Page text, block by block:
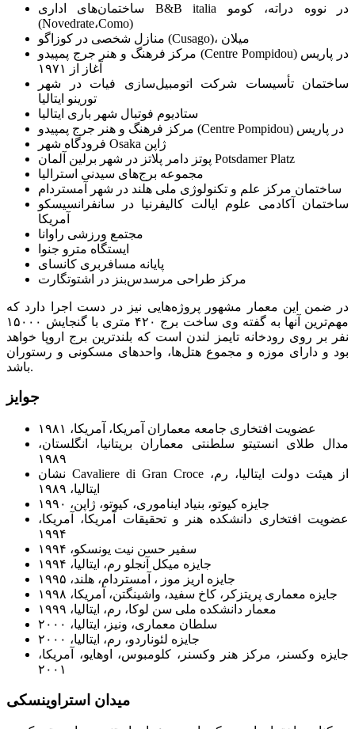
ساختمان‌های اداری B&B italia در نووه دراته، کومو
(Novedrate،Como)
منازل شخصی در کوزاگو (Cusago)، میلان
مرکز فرهنگ و هنر جرج پمپیدو (Centre Pompidou) در پاریس
آغاز از ۱۹۷۱
ساختمان تأسیسات شرکت اتومبیل‌سازی فیات در شهر
تورینو ایتالیا
ستادیوم فوتبال شهر باری ایتالیا
مرکز فرهنگ و هنر جرج پمپیدو (Centre Pompidou) در پاریس
فرودگاه شهر Osaka ژاپن
پوتز دامر پلاتز در شهر برلین آلمان Potsdamer Platz
مجموعه برج‌های سیدنی استرالیا
ساختمان مرکز علم و تکنولوژی ملی هلند در شهر آمستردام
ساختمان آکادمی علوم ایالت کالیفرنیا در سانفرانسیسکو
آمریکا
مجتمع ورزشی راوانا
ایستگاه مترو جنوا
پایانه مسافربری کانسای
مرکز طراحی مرسدس‌بنز در اشتوتگارت
در ضمن این معمار مشهور پروژه‌هایی نیز در دست اجرا دارد که
مهم‌ترین آنها به گفته وی ساخت برج ۴۲۰ متری با گنجایش ۱۵۰۰۰
نفر بر روی رودخانه تایمز لندن است که بلندترین برج اروپا خواهد
بود و دارای موزه و مجموع هتل‌ها، واحدهای مسکونی و رستوران
باشد.
جوایز
عضویت افتخاری جامعه معماران آمریکا، آمریکا، ۱۹۸۱
مدال طلای انستیتو سلطنتی معماران بریتانیا، انگلستان،
۱۹۸۹
نشان Cavaliere di Gran Croce از هیئت دولت ایتالیا، رم،
ایتالیا، ۱۹۸۹
جایزه کیوتو، بنیاد ایناموری، کیوتو، ژاپن، ۱۹۹۰
عضویت افتخاری دانشکده هنر و تحقیقات آمریکا، آمریکا،
۱۹۹۴
سفیر حسن نیت یونسکو، ۱۹۹۴
جایزه میکل آنجلو رم، ایتالیا، ۱۹۹۴
جایزه اریز موز ، آمستردام، هلند، ۱۹۹۵
جایزه معماری پریتزکر، کاخ سفید، واشینگتن، آمریکا، ۱۹۹۸
معمار دانشکده ملی سن لوکا، رم، ایتالیا، ۱۹۹۹
سلطان معماری، ونیز، ایتالیا، ۲۰۰۰
جایزه لئوناردو، رم، ایتالیا، ۲۰۰۰
جایزه وکسنر، مرکز هنر وکسنر، کلومبوس، اوهایو، آمریکا،
۲۰۰۱
میدان استراوینسکی